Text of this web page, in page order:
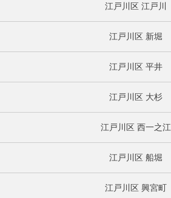
江戸川区 江戸川
江戸川区 新堀
江戸川区 平井
江戸川区 大杉
江戸川区 西一之江
江戸川区 船堀
江戸川区 興宮町